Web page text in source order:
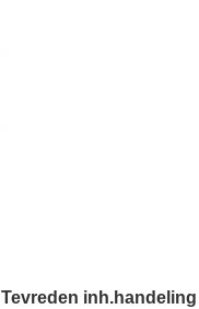
Tevreden inh.handeling